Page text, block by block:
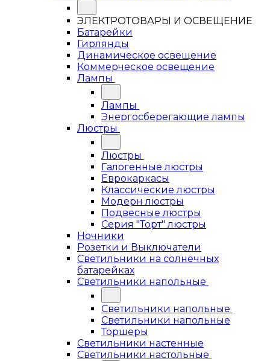
ЭЛЕКТРОТОВАРЫ И ОСВЕЩЕНИЕ
Батарейки
Гирлянды
Динамическое освещение
Коммерческое освещение
Лампы
Лампы
Энергосберегающие лампы
Люстры
Люстры
Галогенные люстры
Еврокаркасы
Классические люстры
Модерн люстры
Подвесные люстры
Серия "Торт" люстры
Ночники
Розетки и Выключатели
Светильники на солнечных
батарейках
Светильники напольные
Светильники напольные
Светильники напольные
Торшеры
Светильники настенные
Светильники настольные